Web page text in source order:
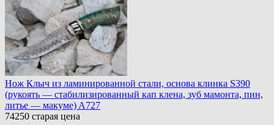
Нож Клыч из ламинированной стали, основа клинка S390
(рукоять — стабилизированный кап клена, зуб мамонта, пин,
литье — макуме) A727
74250 старая цена